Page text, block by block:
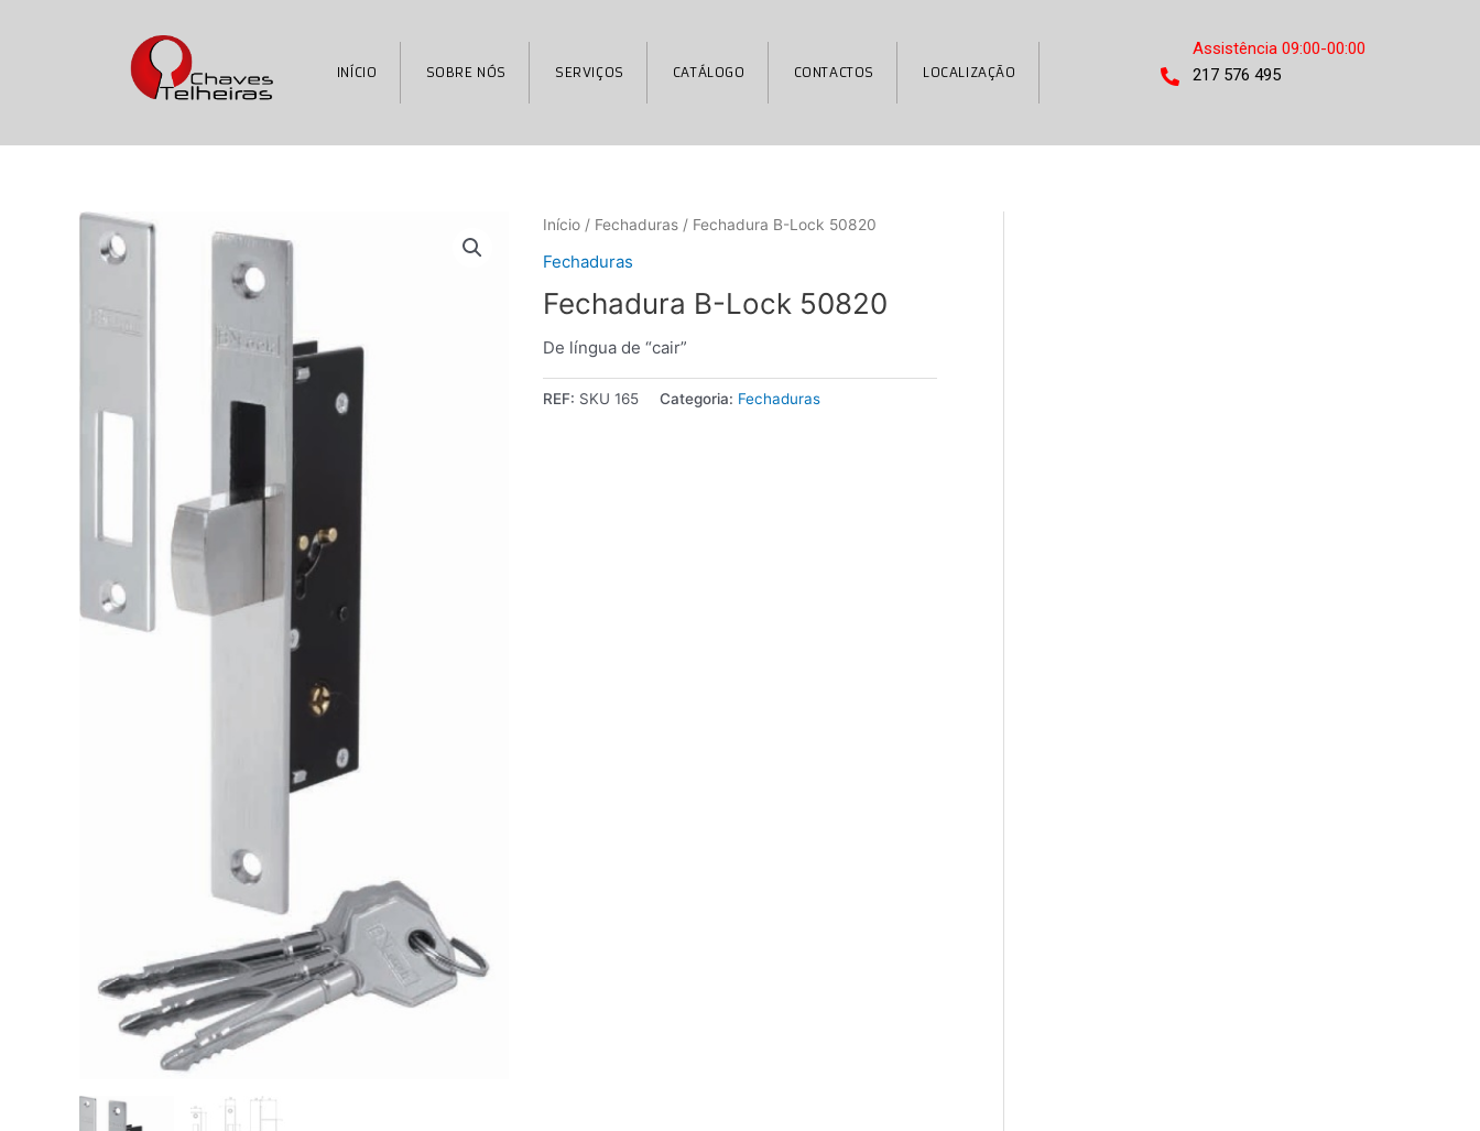
INÍCIO SOBRE NÓS SERVIÇOS CATÁLOGO CONTACTOS LOCALIZAÇÃO
Assistência 09:00-00:00
217 576 495
Início/ Fechaduras/ Fechadura B-Lock 50820
Fechaduras
Fechadura B-Lock 50820
De língua de “cair”
REF: SKU 165 Categoria: Fechaduras